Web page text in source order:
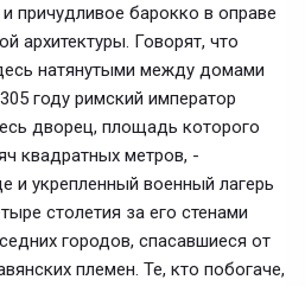
причудливое барокко в оправе
архитектуры. Говорят, что
натянутыми между домами
году римский император
дворец, площадь которого
квадратных метров, -
и укрепленный военный лагерь
столетия за его стенами
городов, спасавшиеся от
племен. Те, кто побогаче,